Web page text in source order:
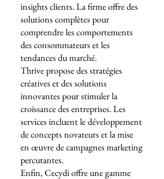
insights clients. La firme offre des
solutions complètes pour
comprendre les comportements
des consommateurs et les
tendances du marché.
Thrive propose des stratégies
créatives et des solutions
innovantes pour stimuler la
croissance des entreprises. Les
services incluent le développement
de concepts novateurs et la mise
en œuvre de campagnes marketing
percutantes.
Enfin, Cecydi offre une gamme